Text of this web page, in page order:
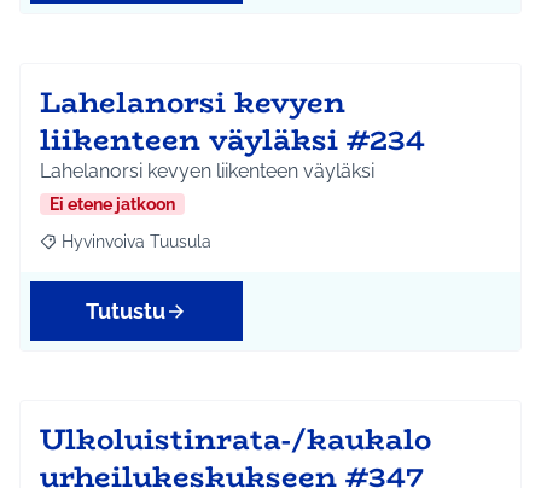
Lahelanorsi kevyen
liikenteen väyläksi #234
Lahelanorsi kevyen liikenteen väyläksi
Ei etene jatkoon
Rajaa tulokset aihepiirin mukaan: Hyvinvoiva Tuusula
Hyvinvoiva Tuusula
Tutustu
Ulkoluistinrata-/kaukalo
urheilukeskukseen #347